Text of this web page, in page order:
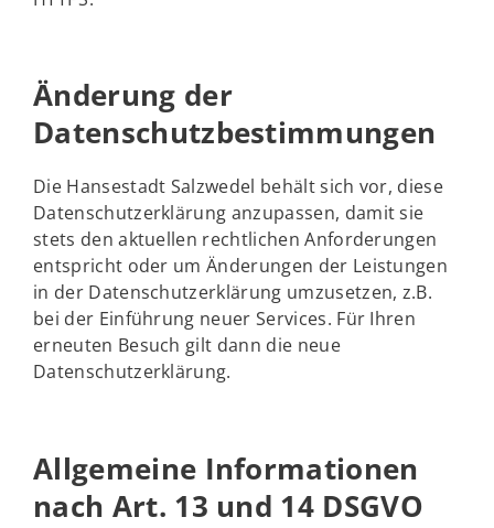
Änderung der
Datenschutzbestimmungen
Die Hansestadt Salzwedel behält sich vor, diese
Datenschutzerklärung anzupassen, damit sie
stets den aktuellen rechtlichen Anforderungen
entspricht oder um Änderungen der Leistungen
in der Datenschutzerklärung umzusetzen, z.B.
bei der Einführung neuer Services. Für Ihren
erneuten Besuch gilt dann die neue
Datenschutzerklärung.
Allgemeine Informationen
nach Art. 13 und 14 DSGVO